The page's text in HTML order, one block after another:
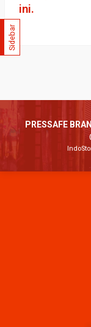
ini.
Sidebar
PRESSAFE